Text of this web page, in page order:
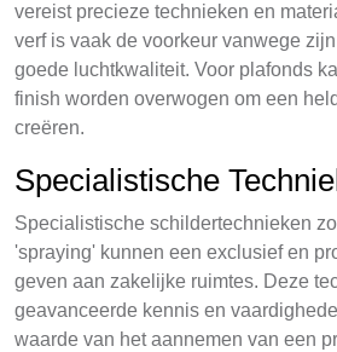
vereist precieze technieken en
verf is vaak de voorkeur vanwege
goede luchtkwaliteit. Voor plafonds
finish worden overwogen om een
creëren.
Specialistische
Specialistische schildertechnieken
'spraying' kunnen een exclusief en
geven aan zakelijke ruimtes. Deze
geavanceerde kennis en
waarde van het aannemen van een